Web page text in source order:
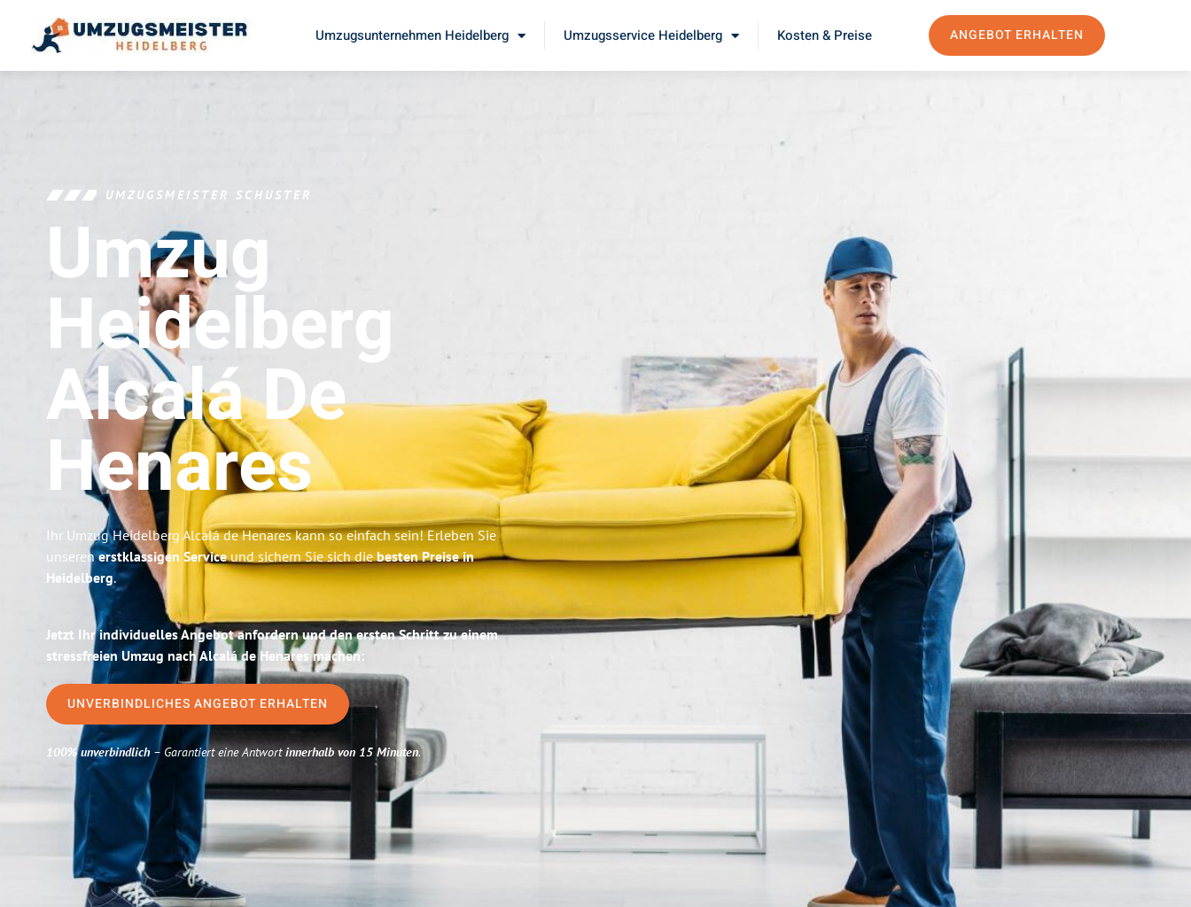
Umzugsunternehmen Heidelberg Umzugsservice Heidelberg Kosten & Preise ANGEBOT ERHALTEN
UMZUGSMEISTER SCHUSTER
Umzug
Heidelberg
Alcalá De
Henares
Ihr Umzug Heidelberg Alcalá de Henares kann so einfach sein! Erleben Sie
unserenerstklassigen Serviceund sichern Sie sich diebesten Preise in
Heidelberg.
Jetzt Ihr individuelles Angebot anfordern und den ersten Schritt zu einem
stressfreien Umzug nach Alcalá de Henares machen:
UNVERBINDLICHES ANGEBOT ERHALTEN
100% unverbindlich– Garantiert eine Antwortinnerhalb von 15 Minuten.